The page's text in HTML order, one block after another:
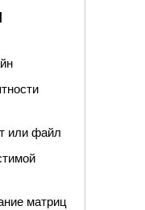
или файл
матриц